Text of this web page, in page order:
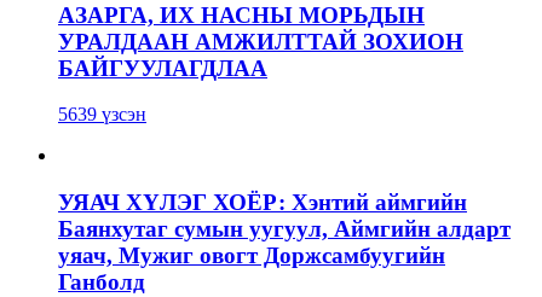
АЗАРГА, ИХ НАСНЫ МОРЬДЫН
УРАЛДААН АМЖИЛТТАЙ ЗОХИОН
БАЙГУУЛАГДЛАА
5639 үзсэн
УЯАЧ ХҮЛЭГ ХОЁР: Хэнтий аймгийн
Баянхутаг сумын уугуул, Аймгийн алдарт
уяач, Мужиг овогт Доржсамбуугийн
Ганболд